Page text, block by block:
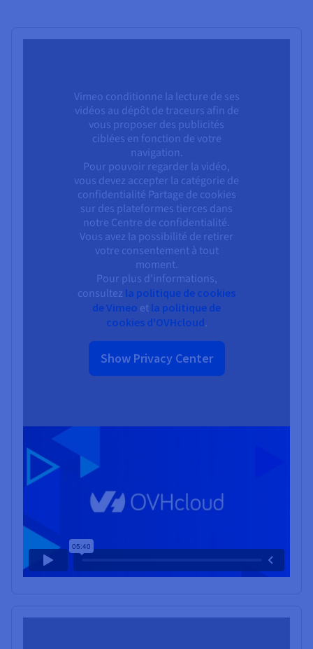
Vimeo conditionne la lecture de ses
vidéos au dépôt de traceurs afin de
vous proposer des publicités
ciblées en fonction de votre
navigation.
Pour pouvoir regarder la vidéo,
vous devez accepter la catégorie de
confidentialité Partage de cookies
sur des plateformes tierces dans
notre Centre de confidentialité.
Vous avez la possibilité de retirer
votre consentement à tout
moment.
Pour plus d'informations,
consultez la politique de cookies
de Vimeo et la politique de
cookies d'OVHcloud.
Show Privacy Center